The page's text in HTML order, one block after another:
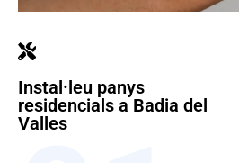
Instal·leu panys
residencials a Badia del
Valles